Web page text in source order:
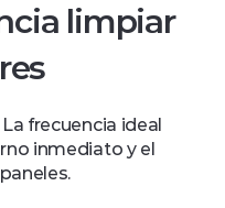
limpiar
frecuencia ideal
inmediato y el